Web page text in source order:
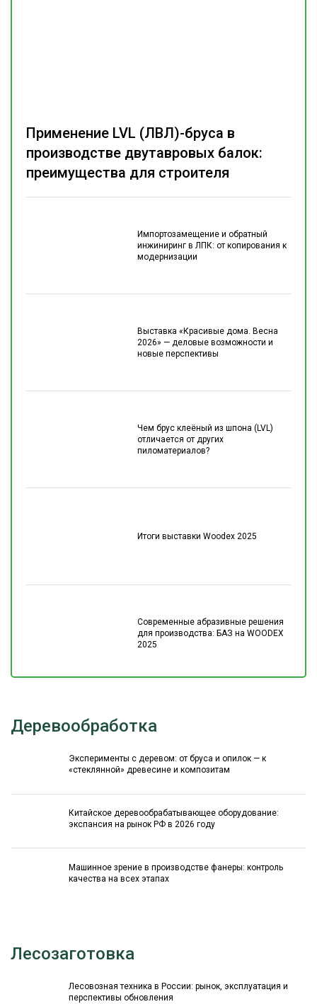
Импортозамещение и обратный
инжиниринг в ЛПК: от копирования к
модернизации
Выставка «Красивые дома. Весна
2026» — деловые возможности и
новые перспективы
Чем брус клеёный из шпона (LVL)
отличается от других
пиломатериалов?
Итоги выставки Woodex 2025
Современные абразивные решения
для производства: БАЗ на WOODEX
2025
Применение LVL (ЛВЛ)-бруса в
производстве двутавровых балок:
преимущества для строителя
Деревообработка
Эксперименты с деревом: от бруса и опилок — к
«стеклянной» древесине и композитам
Китайское деревообрабатывающее оборудование:
экспансия на рынок РФ в 2026 году
Машинное зрение в производстве фанеры: контроль
качества на всех этапах
Лесозаготовка
Лесовозная техника в России: рынок, эксплуатация и
перспективы обновления